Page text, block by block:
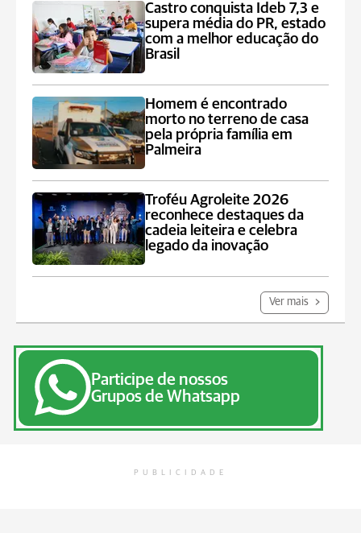
Castro conquista Ideb 7,3 e
supera média do PR, estado
com a melhor educação do
Brasil
Homem é encontrado
morto no terreno de casa
pela própria família em
Palmeira
Troféu Agroleite 2026
reconhece destaques da
cadeia leiteira e celebra
legado da inovação
Ver mais
Participe de nossos
Grupos de Whatsapp
PUBLICIDADE